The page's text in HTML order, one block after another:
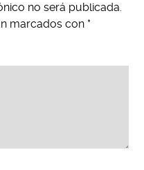
no será publicada.
marcados con *